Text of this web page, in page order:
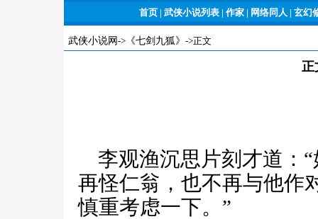
首页 | 武侠小说列表 | 作家 | 网络同人 | 玄幻
武侠小说网 -> 《七剑九狐》 ->正文
正
李观渔沉思片刻才道：
再怪仁翁，也不再与他作
慎重考虑一下。”